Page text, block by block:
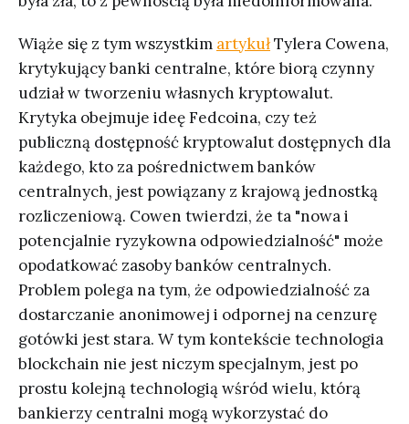
Wiąże się z tym wszystkim artykułTylera Cowena,
krytykujący banki centralne, które biorą czynny
udział w tworzeniu własnych kryptowalut.
Krytyka obejmuje ideę Fedcoina, czy też
publiczną dostępność kryptowalut dostępnych dla
każdego, kto za pośrednictwem banków
centralnych, jest powiązany z krajową jednostką
rozliczeniową. Cowen twierdzi, że ta "nowa i
potencjalnie ryzykowna odpowiedzialność" może
opodatkować zasoby banków centralnych.
Problem polega na tym, że odpowiedzialność za
dostarczanie anonimowej i odpornej na cenzurę
gotówki jest stara. W tym kontekście technologia
blockchain nie jest niczym specjalnym, jest po
prostu kolejną technologią wśród wielu, którą
bankierzy centralni mogą wykorzystać do